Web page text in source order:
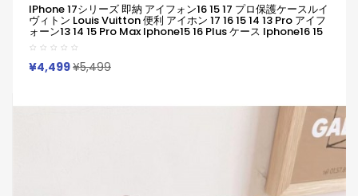
IPhone 17シリーズ 即納 アイフォン16 15 17 プロ保護ケースルイ
ヴィトン Louis Vuitton 便利 アイホン 17 16 15 14 13 Pro アイフ
ォーン13 14 15 Pro Max Iphone15 16 Plus ケース Iphone16 15
17 12 13 Pro Max 14ブランドルイヴィトン Louis Vuittonスマホ
ケースIphone 16 15ケース 人気付き個性潮 已用
¥4,499¥5,499